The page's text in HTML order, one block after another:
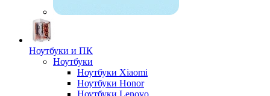
Ноутбуки и ПК
Ноутбуки
Ноутбуки Xiaomi
Ноутбуки Honor
Ноутбуки Lenovo